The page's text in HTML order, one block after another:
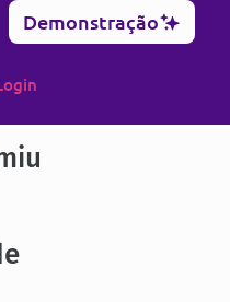
Demonstração